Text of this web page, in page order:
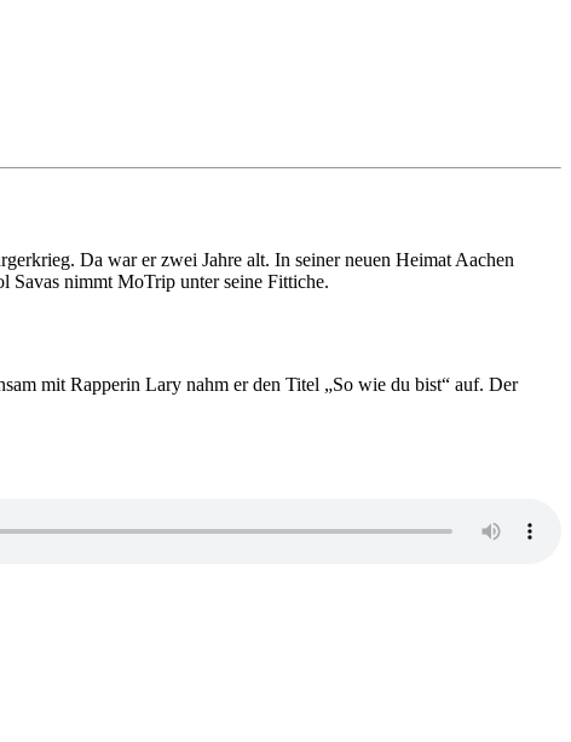
Da war er zwei Jahre alt. In seiner neuen Heimat Aachen
Savas nimmt MoTrip unter seine Fittiche.
mit Rapperin Lary nahm er den Titel „So wie du bist“ auf. Der